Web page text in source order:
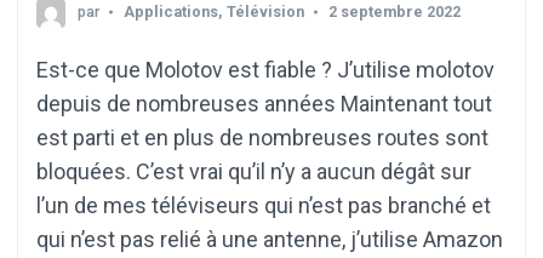
par Applications, Télévision 2 septembre 2022
Est-ce que Molotov est fiable ? J’utilise molotov
depuis de nombreuses années Maintenant tout
est parti et en plus de nombreuses routes sont
bloquées. C’est vrai qu’il n’y a aucun dégât sur
l’un de mes téléviseurs qui n’est pas branché et
qui n’est pas relié à une antenne, j’utilise Amazon